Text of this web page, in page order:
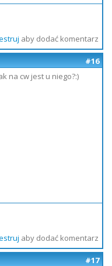
aby dodać komentarz
#16
na cw jest u niego?:)
aby dodać komentarz
#17